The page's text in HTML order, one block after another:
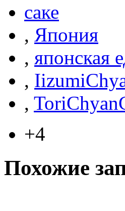
саке
, Япония
, японская
,
,
+4
Похожие